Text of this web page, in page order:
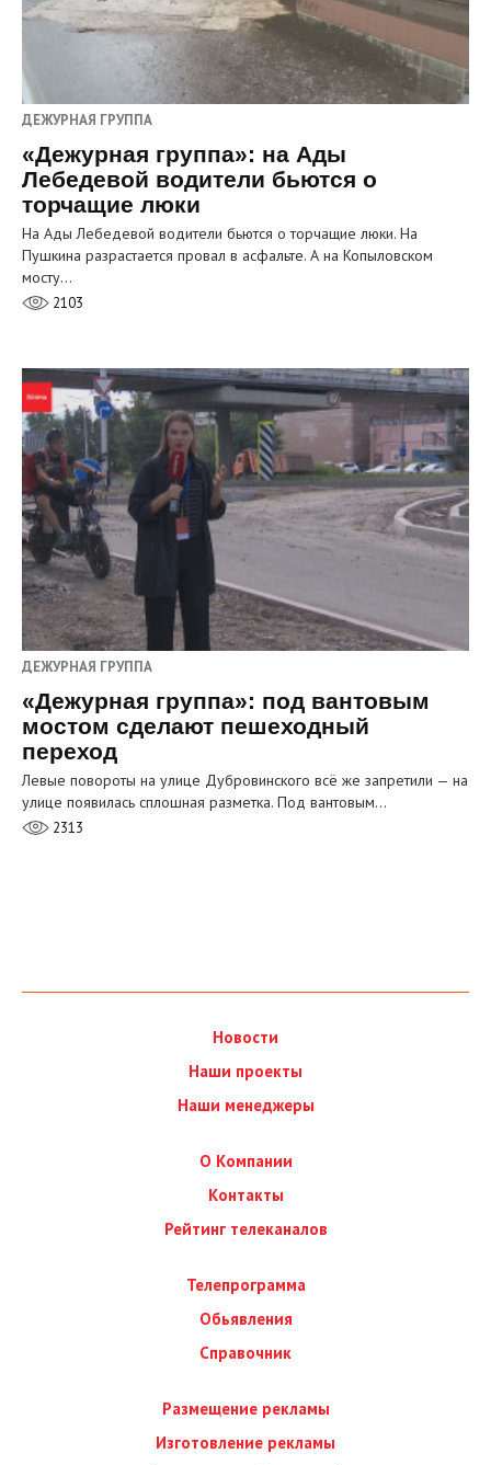
ДЕЖУРНАЯ ГРУППА
«Дежурная группа»: на Ады
Лебедевой водители бьются о
торчащие люки
На Ады Лебедевой водители бьются о торчащие люки. На
Пушкина разрастается провал в асфальте. А на Копыловском
мосту…
2103
ДЕЖУРНАЯ ГРУППА
«Дежурная группа»: под вантовым
мостом сделают пешеходный
переход
Левые повороты на улице Дубровинского всё же запретили — на
улице появилась сплошная разметка. Под вантовым…
2313
Новости
Наши проекты
Наши менеджеры
О Компании
Контакты
Рейтинг телеканалов
Телепрограмма
Обьявления
Справочник
Размещение рекламы
Изготовление рекламы